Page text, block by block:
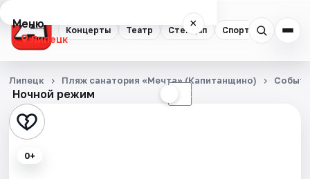
Концерты Театр Стендап Спорт
Меню ×
Липецк
Концерты
Театр
Стендап
Ночной режим ☾
Липецк Пляж санатория «Мечта» (Капитанщино)
0+